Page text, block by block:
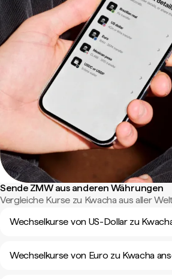
Sende ZMW aus anderen Währungen
Vergleiche Kurse zu Kwacha aus aller
Wechselkurse von US-Dollar zu
Wechselkurse von Euro zu Kwacha